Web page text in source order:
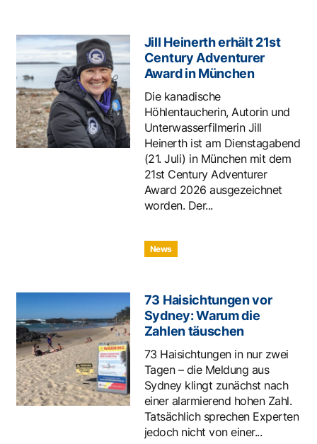
Jill Heinerth erhält 21st
Century Adventurer
Award in München
Die kanadische
Höhlentaucherin, Autorin und
Unterwasserfilmerin Jill
Heinerth ist am Dienstagabend
(21. Juli) in München mit dem
21st Century Adventurer
Award 2026 ausgezeichnet
worden. Der...
News
73 Haisichtungen vor
Sydney: Warum die
Zahlen täuschen
73 Haisichtungen in nur zwei
Tagen – die Meldung aus
Sydney klingt zunächst nach
einer alarmierend hohen Zahl.
Tatsächlich sprechen Experten
jedoch nicht von einer...